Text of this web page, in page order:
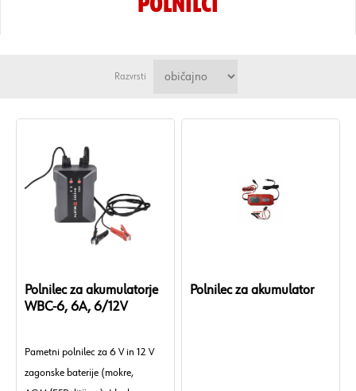
POLNILCI
Razvrsti
Polnilec za akumulatorje
WBC-6, 6A, 6/12V
Pametni polnilec za 6 V in 12 V
zagonske baterije (mokre,
Polnilec za akumulator